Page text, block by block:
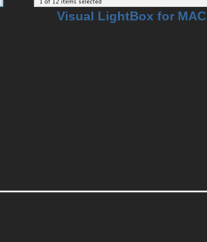
Visual LightBox for MAC